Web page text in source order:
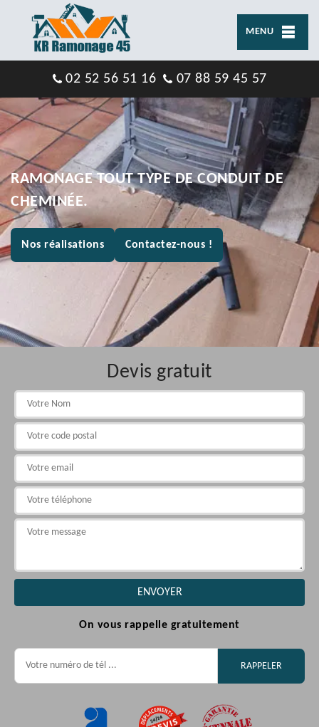
MENU
02 52 56 51 16 07 88 59 45 57
RAMONAGE TOUT TYPE DE CONDUIT DE
CHEMINÉE.
Nos réalisations Contactez-nous !
Devis gratuit
On vous rappelle gratuitement